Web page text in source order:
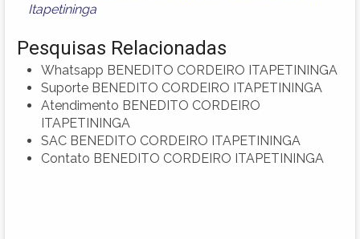
Itapetininga
Pesquisas Relacionadas
Whatsapp BENEDITO CORDEIRO ITAPETININGA
Suporte BENEDITO CORDEIRO ITAPETININGA
Atendimento BENEDITO CORDEIRO
ITAPETININGA
SAC BENEDITO CORDEIRO ITAPETININGA
Contato BENEDITO CORDEIRO ITAPETININGA